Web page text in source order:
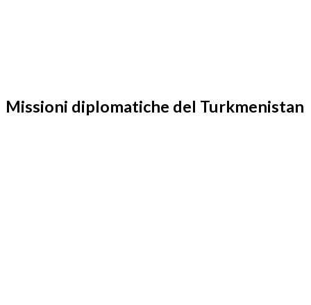
Missioni diplomatiche del Turkmenistan